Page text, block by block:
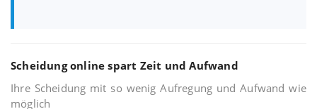
Scheidung online spart Zeit und Aufwand
Ihre Scheidung mit so wenig Aufregung und Aufwand wie
möglich